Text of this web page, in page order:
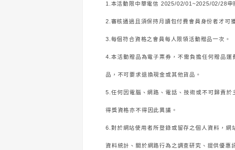
1.本活動限中華電信 2025/02/01~2025/02/28申
2.審核通過且須保持月讀包付費會員身份者才可
3.每個符合資格之會員每人限領活動贈品一次。
4.本活動贈品為電子票券，不需負擔任何贈品
品，不可要求退換現金或其他貨品。
5.任何因電腦、網路、電話、技術或不可歸責
得獎資格亦不得因此異議。
6.對於網站使用者所登錄或留存之個人資料，
資料統計、關於網路行為之調查研究、提供優惠